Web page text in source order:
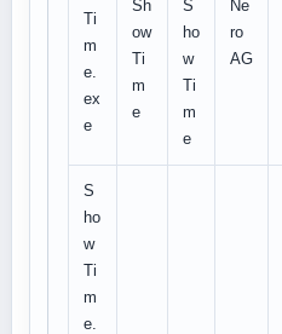
Ti
m
e.
ex
e
Sh
ow
Ti
m
e
S
ho
w
Ti
m
e
Ne
ro
AG
S
ho
w
Ti
m
e.